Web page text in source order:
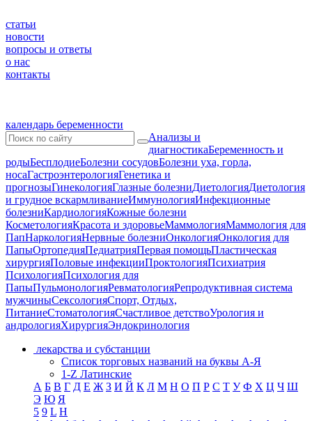
статьи
новости
вопросы и ответы
о нас
контакты
календарь беременности
Анализы и
диагностикаБеременность и
родыБесплодиеБолезни сосудовБолезни уха, горла,
носаГастроэнтерологияГенетика и
прогнозыГинекологияГлазные болезниДиетологияДиетология
и грудное вскармливаниеИммунологияИнфекционные
болезниКардиологияКожные болезни
КосметологияКрасота и здоровьеМаммологияМаммология для
ПапНаркологияНервные болезниОнкологияОнкология для
ПапыОртопедияПедиатрияПервая помощьПластическая
хирургияПоловые инфекцииПроктологияПсихиатрия
ПсихологияПсихология для
ПапыПульмонологияРевматологияРепродуктивная система
мужчиныСексологияСпорт, Отдых,
ПитаниеСтоматологияСчастливое детствоУрология и
андрологияХирургияЭндокринология
лекарства и субстанции
Список торговых названий на буквы А-Я
1-Z Латинские
А Б В Г Д Е Ж З И Й К Л М Н О П Р С Т У Ф Х Ц Ч Ш
Э Ю Я
5 9 L H